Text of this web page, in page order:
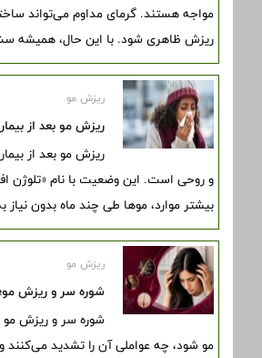
مواجه هستند. گرمای مداوم می‌تواند
ریزش ظاهری شود. با این حال، همیشه
ریزش مو
ریزش مو بعد از
ریزش مو بعد از
و روحی است. این وضعیت با نام «تلوژن
بیشتر موارد، موها طی چند ماه بدون
ریزش مو
شوره سر و ریزش
شوره سر و ریزش مو
مو شود، چه عواملی آن را تشدید